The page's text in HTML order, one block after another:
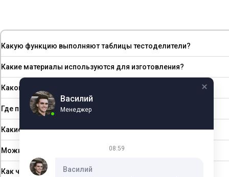
Какую функцию выполняют таблицы тестоделители?
Какие материалы используются для изготовления?
Каковы стандартные размеры?
Где применяются?
Какие преимущества?
Можно ли заказать по индивидуальным параметрам?
Как часто нужно заменять?
Василий
Менеджер
08:59
Василий